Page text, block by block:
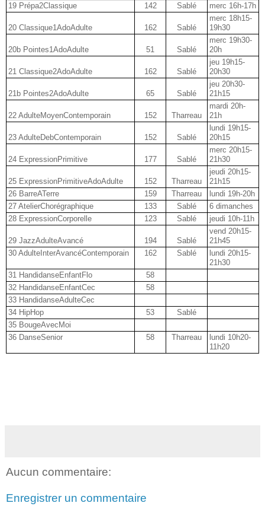
19 Prépa2Classique
142 Sablé merc 16h-17h
20 Classique1AdoAdulte 162 Sablé
merc 18h15-
19h30
20b Pointes1AdoAdulte 51 Sablé
merc 19h30-
20h
21 Classique2AdoAdulte 162 Sablé
jeu 19h15-
20h30
21b Pointes2AdoAdulte 65 Sablé
jeu 20h30-
21h15
22 AdulteMoyenContemporain 152 Tharreau
mardi 20h-
21h
23 AdulteDebContemporain 152 Sablé
lundi 19h15-
20h15
24 ExpressionPrimitive 177 Sablé
merc 20h15-
21h30
25 ExpressionPrimitiveAdoAdulte 152 Tharreau
jeudi 20h15-
21h15
26 BarreATerre
159 Tharreau
lundi 19h-20h
27 AtelierChorégraphique
133 Sablé
6 dimanches
28 ExpressionCorporelle
123 Sablé jeudi 10h-11h
29 JazzAdulteAvancé 194 Sablé
vend 20h15-
21h45
30 AdulteInterAvancéContemporain
162 Sablé
lundi 20h15-
21h30
31 HandidanseEnfantFlo
58
32 HandidanseEnfantCec
58
33 HandidanseAdulteCec
34 HipHop
53
Sablé
35 BougeAvecMoi
36 DanseSenior
58 Tharreau
lundi 10h20-
11h20
Aucun commentaire:
Enregistrer un commentaire